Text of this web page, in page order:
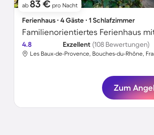
ab 83 € pro Nacht
Ferienhaus ∙ 4 Gäste ∙ 1 Schlafzimmer
4.8 Exzellent (108 Bewertungen)
Les Baux-de-Provence, Bouches-du-Rhône,
Zum